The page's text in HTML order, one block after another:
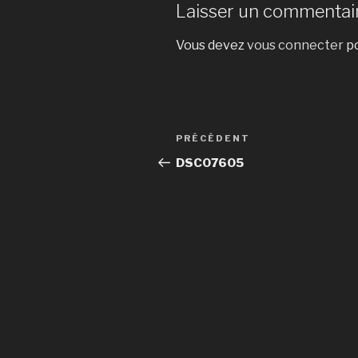
Laisser un
Vous devezvous connecter
Navigation
de
Article
précédent
PRÉCÉDENT
DSC07605